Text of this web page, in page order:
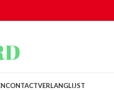
CONTACTVERLANGLIJST